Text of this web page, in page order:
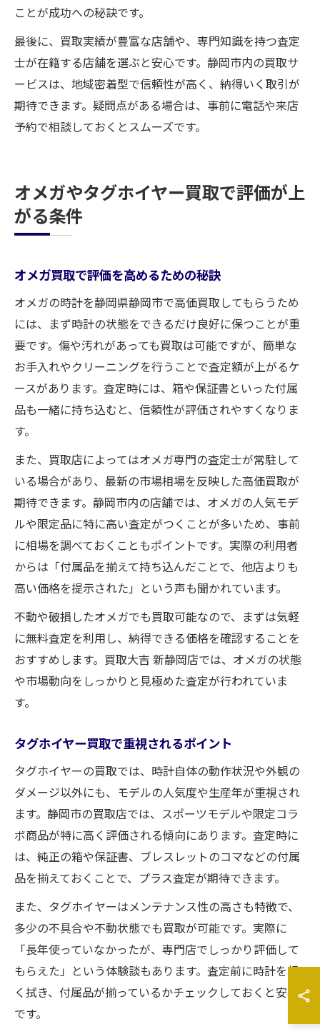
ことが成功への秘訣です。
最後に、買取実績が豊富な店舗や、専門知識を持つ査定
士が在籍する店舗を選ぶと安心です。静岡市内の買取サ
ービスは、地域密着型で信頼性が高く、納得いく取引が
期待できます。疑問点がある場合は、事前に電話や来店
予約で相談しておくとスムーズです。
オメガやタグホイヤー買取で評価が上
がる条件
オメガ買取で評価を高めるための秘訣
オメガの時計を静岡県静岡市で高価買取してもらうため
には、まず時計の状態をできるだけ良好に保つことが重
要です。傷や汚れがあっても買取は可能ですが、簡単な
お手入れやクリーニングを行うことで査定額が上がるケ
ースがあります。査定時には、箱や保証書といった付属
品も一緒に持ち込むと、信頼性が評価されやすくなりま
す。
また、買取店によってはオメガ専門の査定士が常駐して
いる場合があり、最新の市場相場を反映した高価買取が
期待できます。静岡市内の店舗では、オメガの人気モデ
ルや限定品に特に高い査定がつくことが多いため、事前
に相場を調べておくこともポイントです。実際の利用者
からは「付属品を揃えて持ち込んだことで、他店よりも
高い価格を提示された」という声も聞かれています。
不動や破損したオメガでも買取可能なので、まずは気軽
に無料査定を利用し、納得できる価格を確認することを
おすすめします。買取大吉 新静岡店では、オメガの状態
や市場動向をしっかりと見極めた査定が行われていま
す。
タグホイヤー買取で重視されるポイント
タグホイヤーの買取では、時計自体の動作状況や外観の
ダメージ以外にも、モデルの人気度や生産年が重視され
ます。静岡市の買取店では、スポーツモデルや限定コラ
ボ商品が特に高く評価される傾向にあります。査定時に
は、純正の箱や保証書、ブレスレットのコマなどの付属
品を揃えておくことで、プラス査定が期待できます。
また、タグホイヤーはメンテナンス性の高さも特徴で、
多少の不具合や不動状態でも買取が可能です。実際に
「長年使っていなかったが、専門店でしっかり評価して
もらえた」という体験談もあります。査定前に時計を軽
く拭き、付属品が揃っているかチェックしておくと安心
です。